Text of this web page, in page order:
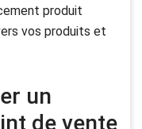
produit
vos produits et
un
de vente